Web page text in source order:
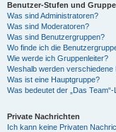
Benutzer-Stufen und
Was sind Administratoren?
Was sind Moderatoren?
Was sind Benutzergruppen?
Wo finde ich die
Wie werde ich Gruppenleiter?
Weshalb werden
Was ist eine Hauptgruppe?
Was bedeutet der „Das
Private Nachrichten
Ich kann keine Privaten